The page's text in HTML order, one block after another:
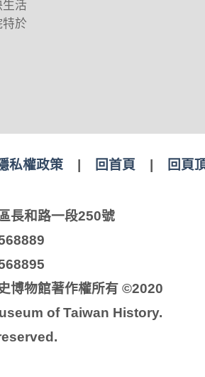
活
於
私權政策| 回首頁 | 回頁
長和路一段250號
博物館著作權所有 ©2020
of Taiwan History.